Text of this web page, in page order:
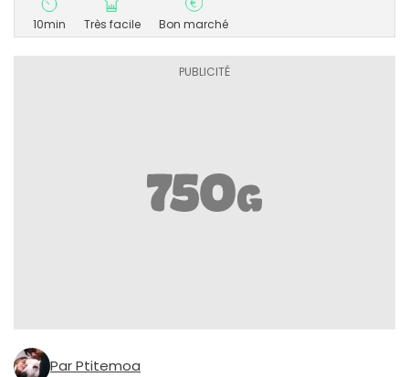
10min Très facile Bon marché
Par Ptitemoa